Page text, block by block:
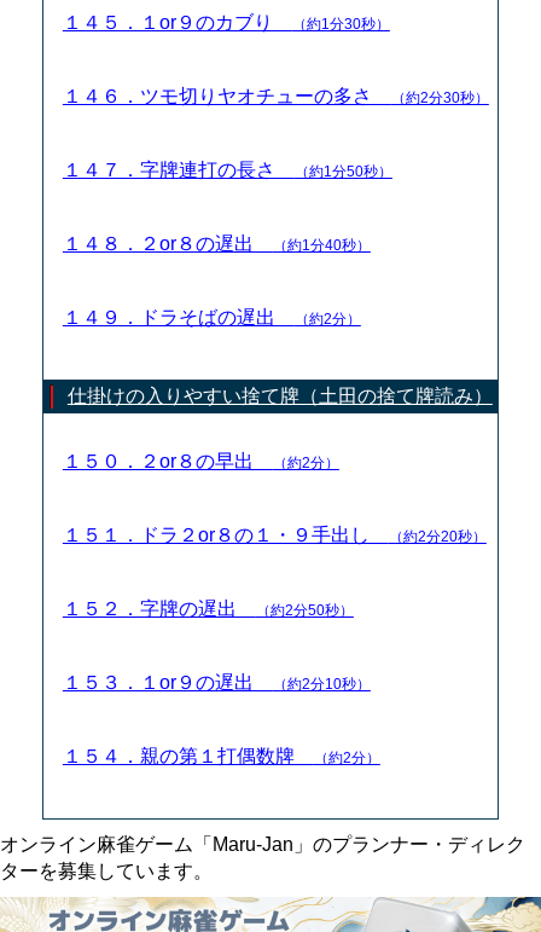
１４５．１or９のカブり （約1分30秒）
１４６．ツモ切りヤオチューの多さ （約2分30秒）
１４７．字牌連打の長さ （約1分50秒）
１４８．２or８の遅出 （約1分40秒）
１４９．ドラそばの遅出 （約2分）
仕掛けの入りやすい捨て牌（土田の捨て牌読み）
１５０．２or８の早出 （約2分）
１５１．ドラ２or８の１・９手出し （約2分20秒）
１５２．字牌の遅出 （約2分50秒）
１５３．１or９の遅出 （約2分10秒）
１５４．親の第１打偶数牌 （約2分）
オンライン麻雀ゲーム「Maru-Jan」のプランナー・ディレク
ターを募集しています。